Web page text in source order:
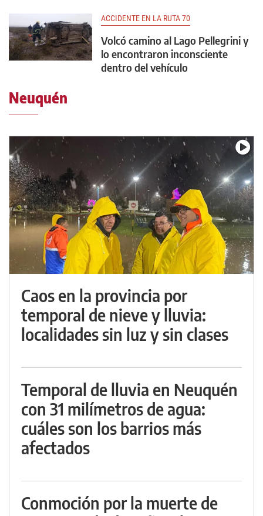
ACCIDENTE EN LA RUTA 70
Volcó camino al Lago Pellegrini y
lo encontraron inconsciente
dentro del vehículo
Neuquén
Caos en la provincia por
temporal de nieve y lluvia:
localidades sin luz y sin clases
Temporal de lluvia en Neuquén
con 31 milímetros de agua:
cuáles son los barrios más
afectados
Conmoción por la muerte de